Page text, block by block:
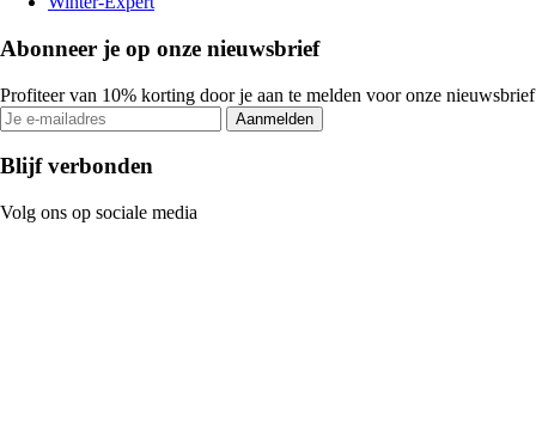
Abonneer je op onze nieuwsbrief
Profiteer van 10% korting door je aan te melden voor onze nieuwsbrief
Aanmelden
Blijf verbonden
Volg ons op sociale media